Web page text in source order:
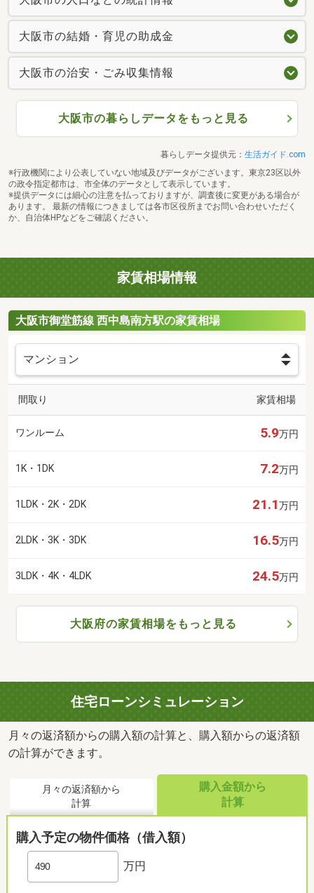
大阪市の結婚・育児の助成金
大阪市の治安・ごみ収集情報
大阪市の暮らしデータをもっと見る
暮らしデータ提供元： 生活ガイド.com
※行政機関により公表していない地域及びデータがございます。東京23区以外
の政令指定都市は、市全体のデータとして表示しています。
※提供データには細心の注意を払っておりますが、調査後に変更がある場合が
あります。 最新の情報につきましては各市区役所までお問い合わせいただく
か、自治体HPなどをご確認ください。
家賃相場情報
大阪市御堂筋線 西中島南方駅の家賃相場
間取り 家賃相場
ワンルーム 5.9万円
1K・1DK 7.2万円
1LDK・2K・2DK 21.1万円
2LDK・3K・3DK 16.5万円
3LDK・4K・4LDK 24.5万円
大阪府の家賃相場をもっと見る
住宅ローンシミュレーション
月々の返済額からの購入額の計算と、購入額からの返済額
の計算ができます。
月々の返済額から
計算
購入金額から
計算
購入予定の物件価格（借入額）
万円